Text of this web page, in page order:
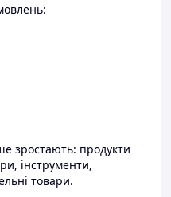
зростають: продукти
інструменти,
товари.